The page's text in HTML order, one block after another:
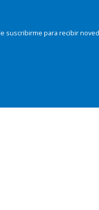
suscribirme para recibir